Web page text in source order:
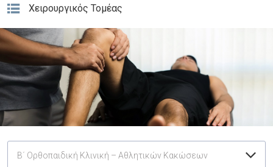
Χειρουργικός Τομέας
Β΄ Ορθοπαιδική Κλινική – Αθλητικών Κακώσεων